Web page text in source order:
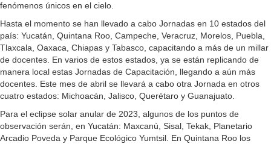
fenómenos únicos en el cielo.
Hasta el momento se han llevado a cabo Jornadas en 10 estados del
país: Yucatán, Quintana Roo, Campeche, Veracruz, Morelos, Puebla,
Tlaxcala, Oaxaca, Chiapas y Tabasco, capacitando a más de un millar
de docentes. En varios de estos estados, ya se están replicando de
manera local estas Jornadas de Capacitación, llegando a aún más
docentes. Este mes de abril se llevará a cabo otra Jornada en otros
cuatro estados: Michoacán, Jalisco, Querétaro y Guanajuato.
Para el eclipse solar anular de 2023, algunos de los puntos de
observación serán, en Yucatán: Maxcanú, Sisal, Tekak, Planetario
Arcadio Poveda y Parque Ecológico Yumtsil. En Quintana Roo los